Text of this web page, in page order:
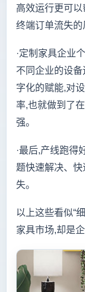
高效运行更可
终端订单流失的
·定制家具企业
不同企业的设
字化的赋能,对
率,也就做到了
强。
·最后,产线跑得
题快速解决、
失。
以上这些看似“
家具市场,却是